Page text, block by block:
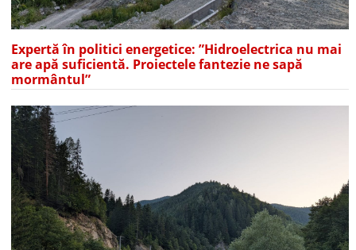
Expertă în politici energetice: ”Hidroelectrica nu mai
are apă suficientă. Proiectele fantezie ne sapă
mormântul”